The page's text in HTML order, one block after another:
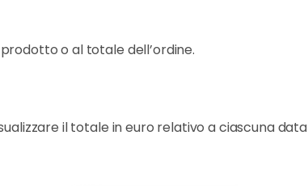
o al totale dell’ordine.
il totale in euro relativo a ciascuna data